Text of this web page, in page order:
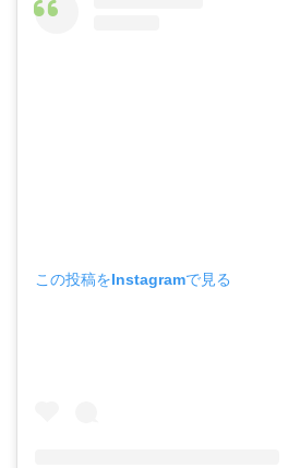
この投稿をInstagramで見る